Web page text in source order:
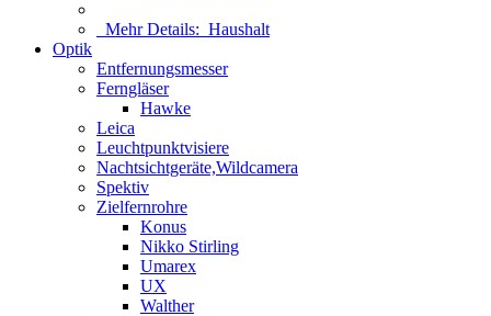
Mehr Details: Haushalt
Optik
Entfernungsmesser
Ferngläser
Hawke
Leica
Leuchtpunktvisiere
Nachtsichtgeräte,Wildcamera
Spektiv
Zielfernrohre
Konus
Nikko Stirling
Umarex
UX
Walther